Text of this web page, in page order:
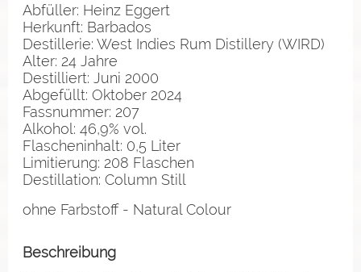
Abfüller: Heinz Eggert
Herkunft: Barbados
Destillerie: West Indies Rum Distillery (WIRD)
Alter: 24 Jahre
Destilliert: Juni 2000
Abgefüllt: Oktober 2024
Fassnummer: 207
Alkohol: 46,9% vol.
Flascheninhalt: 0,5 Liter
Limitierung: 208 Flaschen
Destillation: Column Still
ohne Farbstoff - Natural Colour
Beschreibung